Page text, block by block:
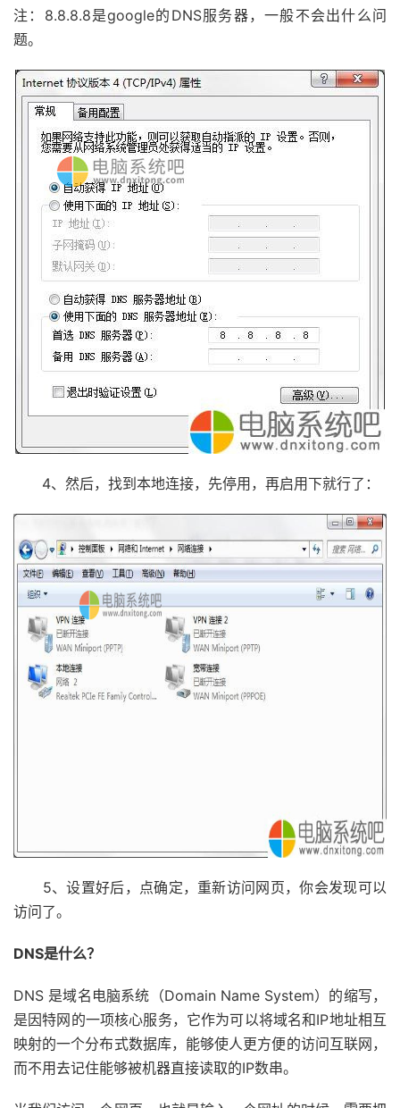
注：8.8.8.8是google的DNS服务器，一般不会出什么问
题。
4、然后，找到本地连接，先停用，再启用下就行了：
5、设置好后，点确定，重新访问网页，你会发现可以
访问了。
DNS是什么？
DNS 是域名电脑系统（Domain Name System）的缩写，
是因特网的一项核心服务，它作为可以将域名和IP地址相互
映射的一个分布式数据库，能够使人更方便的访问互联网，
而不用去记住能够被机器直接读取的IP数串。